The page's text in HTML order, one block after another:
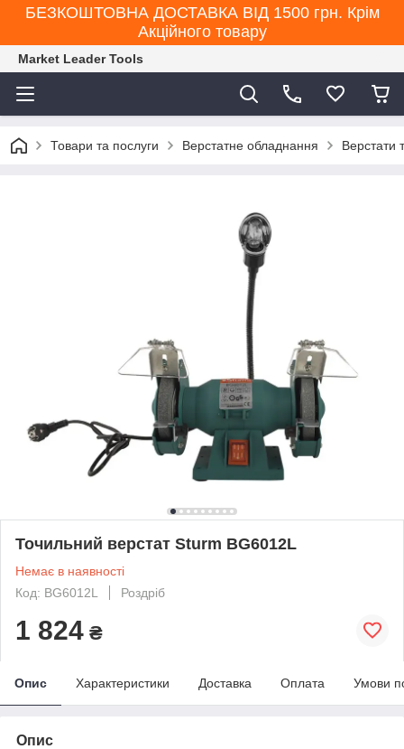
БЕЗКОШТОВНА ДОСТАВКА ВІД 1500 грн. Крім
Акційного товару
Market Leader Tools
Товари та послуги Верстатне обладнання Верстати
Точильний верстат Sturm BG6012L
Немає в наявності
Код: BG6012L
Роздріб
1 824 ₴
Опис Характеристики Доставка Оплата Умови
Опис